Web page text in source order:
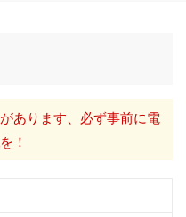
あります、必ず事前に電
！